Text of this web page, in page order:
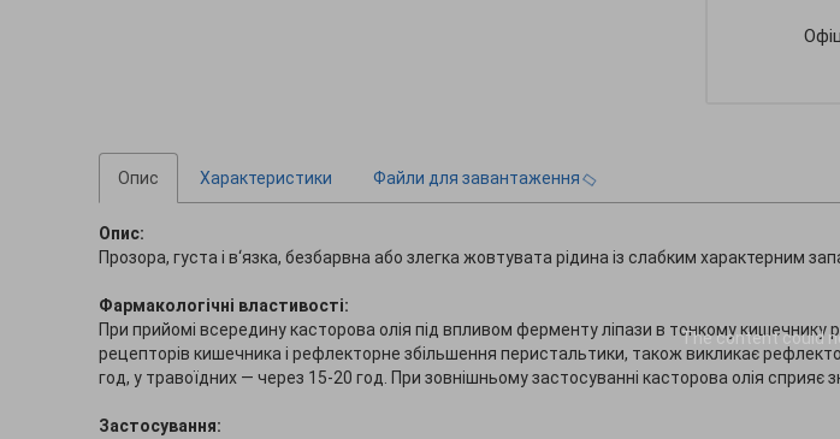
The contentcould
Опис Характеристики Файли для завантаження
Опис:
Прозора, густа і в‘язка, безбарвна або злегка жовтувата рідина із слабким характерним
Фармакологічні властивості:
При прийомі всередину касторова олія під впливом ферменту ліпази в тонкому
рецепторів кишечника і рефлекторне збільшення перистальтики, також викликає
год, у травоїдних — через 15-20 год. При зовнішньому застосуванні касторова олія сприяє
Застосування: